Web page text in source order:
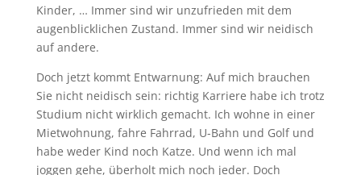
Kinder, … Immer sind wir unzufrieden mit dem
augenblicklichen Zustand. Immer sind wir neidisch
auf andere.
Doch jetzt kommt Entwarnung: Auf mich brauchen
Sie nicht neidisch sein: richtig Karriere habe ich trotz
Studium nicht wirklich gemacht. Ich wohne in einer
Mietwohnung, fahre Fahrrad, U-Bahn und Golf und
habe weder Kind noch Katze. Und wenn ich mal
joggen gehe, überholt mich noch jeder. Doch